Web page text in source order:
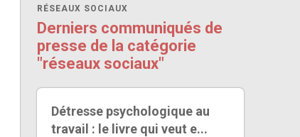
RÉSEAUX SOCIAUX
Derniers communiqués de
presse de la catégorie
"réseaux sociaux"
Détresse psychologique au
travail : le livre qui veut e...